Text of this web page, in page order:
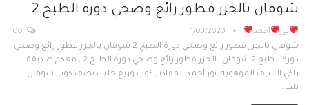
شوفان بالجزر فطور رائع وصحي دورة الطبخ 2
نور أحمد 1/03/2020
شوفان بالجزر فطور رائع وصحي دورة الطبخ 2 شوفان بالجزر فطور رائع وصحي
دورة الطبخ 2 شوفان بالجزر فطور رائع وصحي دورة الطبخ 2 , معكم صديقة
زاكي الشيف الموهوبة ,نور أحمد المقادير كوب وربع حليب نصف كوب شوفان
ثلث…